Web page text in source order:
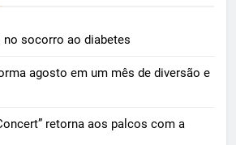
socorro ao diabetes
agosto em um mês de diversão e
retorna aos palcos com a